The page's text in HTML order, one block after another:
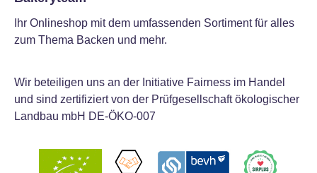
Ihr Onlineshop mit dem umfassenden Sortiment für alles
zum Thema Backen und mehr.
Wir beteiligen uns an der Initiative Fairness im Handel
und sind zertifiziert von der Prüfgesellschaft ökologischer
Landbau mbH DE-ÖKO-007